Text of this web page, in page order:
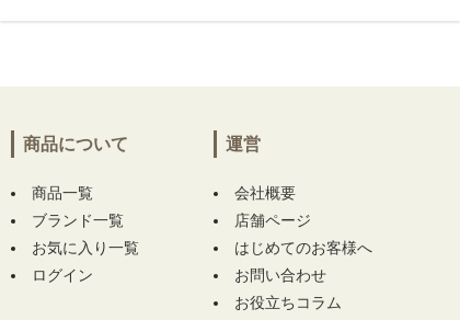
商品について
商品一覧
ブランド一覧
お気に入り一覧
ログイン
運営
会社概要
店舗ページ
はじめてのお客様へ
お問い合わせ
お役立ちコラム